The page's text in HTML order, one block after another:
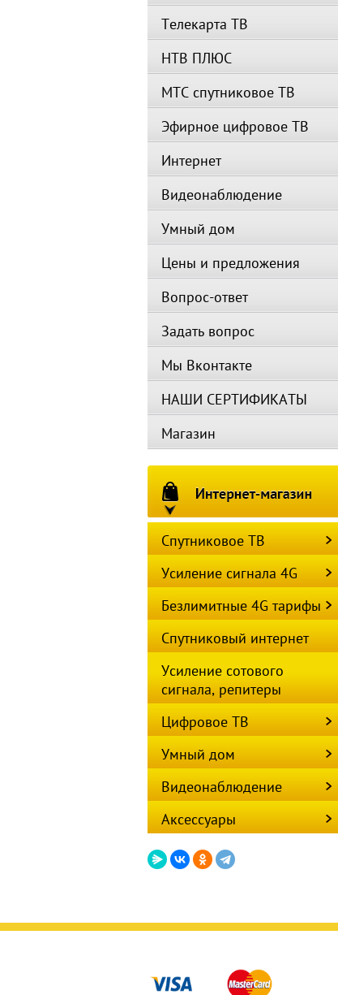
Телекарта ТВ
НТВ ПЛЮС
МТС спутниковое ТВ
Эфирное цифровое ТВ
Интернет
Видеонаблюдение
Умный дом
Цены и предложения
Вопрос-ответ
Задать вопрос
Мы Вконтакте
НАШИ СЕРТИФИКАТЫ
Магазин
Спутниковое ТВ
Усиление сигнала 4G
Безлимитные 4G тарифы
Спутниковый интернет
Усиление сотового
сигнала, репитеры
Цифровое ТВ
Умный дом
Видеонаблюдение
Аксессуары